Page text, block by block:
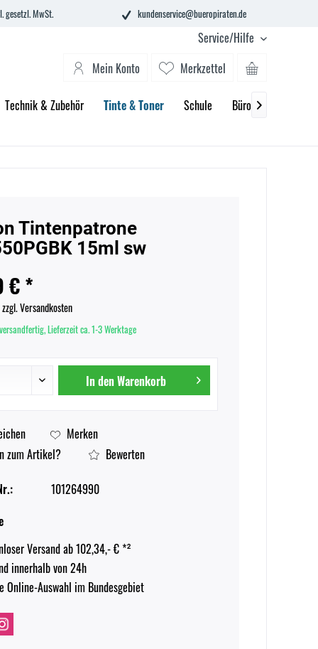
gesetzl. MwSt. kundenservice@bueropiraten.de
Service/Hilfe
Merkzettel
Mein Konto
Technik & Zubehör Tinte & Toner Schule Büroeinrichtung

Tintenpatrone
15ml sw
€ *
zzgl. Versandkosten
Lieferzeit ca. 1-3 Werktage
In denWarenkorb
Merken
zum Artikel?
Bewerten
101264990
Versand ab 102,34,- € *²
innerhalb von 24h
Online-Auswahl im Bundesgebiet